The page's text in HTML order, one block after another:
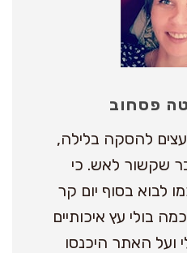
פסחוב
עצים להסקה בלילה,
שקשור לאש. כי
לבוא בסוף יום קר
בולי עץ איכותיים
ועל האתר היכנסו